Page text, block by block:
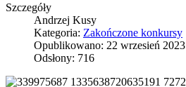
Szczegóły
Andrzej Kusy
Kategoria: Zakończone konkursy
Opublikowano: 22 wrzesień 2023
Odsłony: 716